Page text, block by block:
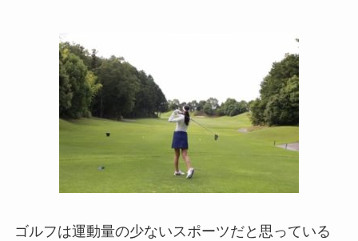
ゴルフは運動量の少ないスポーツだと思っている